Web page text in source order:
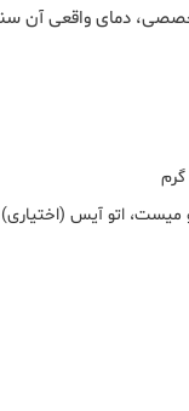
دمای واقعی آن
میست، اتو آیس (اختیاری)